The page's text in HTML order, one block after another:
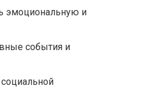
эмоциональную и
события и